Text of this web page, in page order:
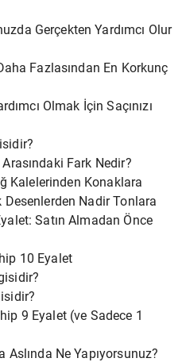
Gerçekten Yardımcı Olur
Fazlasından En Korkunç
Olmak İçin Saçınızı
Fark Nedir?
Kalelerinden Konaklara
Nadir Tonlara
Satın Almadan Önce
10 Eyalet
9 Eyalet (ve Sadece 1
Aslında Ne Yapıyorsunuz?